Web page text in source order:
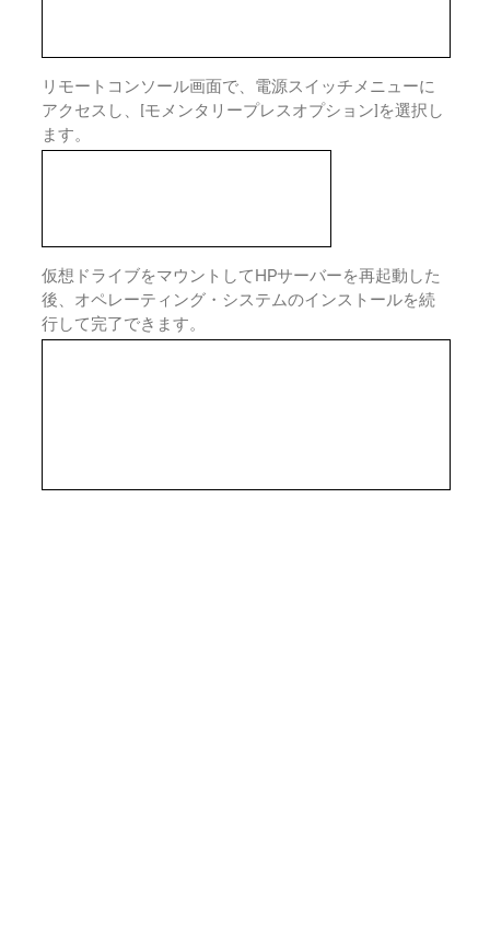
リモートコンソール画面で、電源スイッチメニューに
アクセスし、[モメンタリープレスオプション]を選択し
ます。
仮想ドライブをマウントしてHPサーバーを再起動した
後、オペレーティング・システムのインストールを続
行して完了できます。